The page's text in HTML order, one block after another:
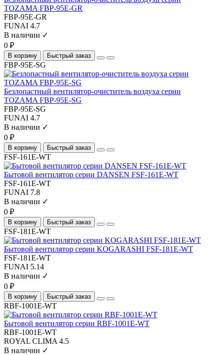
TOZAMA FBP-95E-GR
FBP-95E-GR
FUNAI 4.7
В наличии ✓
0 ₽
В корзину Быстрый заказ
FBP-95E-SG
Безлопастный вентилятор-очиститель воздуха серии
TOZAMA FBP-95E-SG
FBP-95E-SG
FUNAI 4.7
В наличии ✓
0 ₽
В корзину Быстрый заказ
FSF-161E-WT
Бытовой вентилятор серии DANSEN FSF-161E-WT
FSF-161E-WT
FUNAI 7.8
В наличии ✓
0 ₽
В корзину Быстрый заказ
FSF-181E-WT
Бытовой вентилятор серии KOGARASHI FSF-181E-WT
FSF-181E-WT
FUNAI 5.14
В наличии ✓
0 ₽
В корзину Быстрый заказ
RBF-1001E-WT
Бытовой вентилятор серии RBF-1001E-WT
RBF-1001E-WT
ROYAL CLIMA 4.5
В наличии ✓